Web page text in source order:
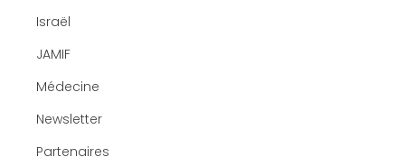
Israël
JAMIF
Médecine
Newsletter
Partenaires